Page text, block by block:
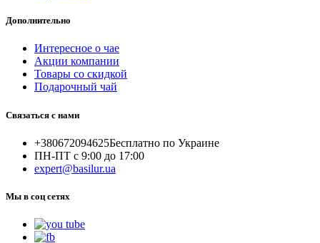
Дополнительно
Интересное о чае
Акции компании
Товары со скидкой
Подарочный чай
Связаться с нами
+380672094625Бесплатно по Украине
ПН-ПТ с 9:00 до 17:00
expert@basilur.ua
Мы в соц сетях